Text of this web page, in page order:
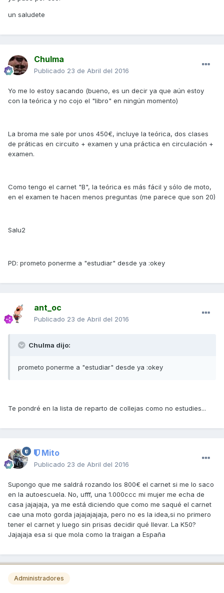
un saludete
Chulma
Publicado 23 de Abril del 2016
Yo me lo estoy sacando (bueno, es un decir ya que aún estoy
con la teórica y no cojo el "libro" en ningún momento)
La broma me sale por unos 450€, incluye la teórica, dos clases
de práticas en circuito + examen y una práctica en circulación +
examen.
Como tengo el carnet "B", la teórica es más fácil y sólo de moto,
en el examen te hacen menos preguntas (me parece que son 20)
Salu2
PD: prometo ponerme a "estudiar" desde ya :okey
ant_oc
Publicado 23 de Abril del 2016
Chulma dijo:
prometo ponerme a "estudiar" desde ya :okey
Te pondré en la lista de reparto de collejas como no estudies...
Mito
Publicado 23 de Abril del 2016
Supongo que me saldrá rozando los 800€ el carnet si me lo saco
en la autoescuela. No, ufff, una 1.000ccc mi mujer me echa de
casa jajajaja, ya me está diciendo que como me saqué el carnet
cae una moto gorda jajajajajaja, pero no es la idea,si no primero
tener el carnet y luego sin prisas decidir qué llevar. La K50?
Jajajaja esa si que mola como la traigan a España
Administradores